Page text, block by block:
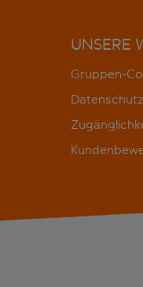
UNSERE
Gruppen-